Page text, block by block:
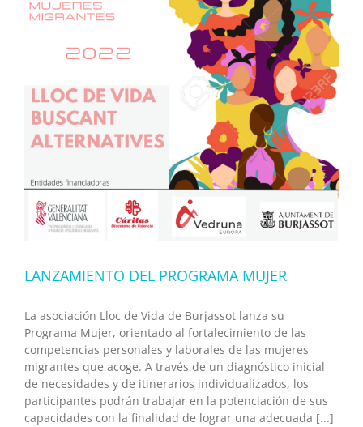
LANZAMIENTO DEL PROGRAMA MUJER
La asociación Lloc de Vida de Burjassot lanza su
Programa Mujer, orientado al fortalecimiento de las
competencias personales y laborales de las mujeres
migrantes que acoge. A través de un diagnóstico inicial
de necesidades y de itinerarios individualizados, los
participantes podrán trabajar en la potenciación de sus
capacidades con la finalidad de lograr una adecuada [...]